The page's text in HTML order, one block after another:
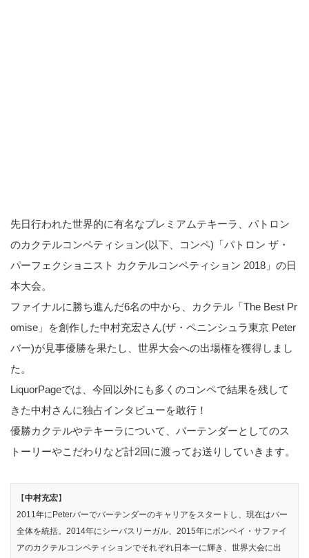
先日行われた世界的に有名なプレミアムテキーラ、パトロン
のカクテルコンペティション(以下、コンペ)「パトロン ザ・
パーフェクショニスト カクテルコンペティション 2018」の日
本大会。
ファイナルに勝ち進んだ6名の中から、カクテル「The Best Pr
omise」を創作した中村充宏さん(ザ・ペニンシュラ東京 Peter
バー)が見事優勝を果たし、世界大会への出場権を獲得しまし
た。
LiquorPageでは、今回以外にも多くのコンペで結果を残して
きた中村さんに独占インタビューを敢行！
優勝カクテルやテキーラについて、バーテンダーとしてのス
トーリーやこだわりなど計2回に渡ってお送りしていきます。
【中村充宏】
2011年にPeterバーでバーテンダーのキャリアをスタートし、現在はバー
全体を統括。2014年にシーバスリーガル、2015年にボンベイ・サファイ
アのカクテルコンペティションでそれぞれ日本一に輝き、世界大会に出